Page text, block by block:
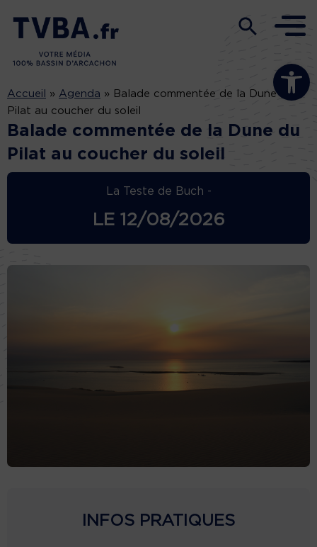
Ouvrir la
Accueil » Agenda » Balade commentée de la Dune du
Pilat au coucher du soleil
Balade commentée de la Dune du
Pilat au coucher du soleil
La Teste de Buch -
LE 12/08/2026
INFOS PRATIQUES